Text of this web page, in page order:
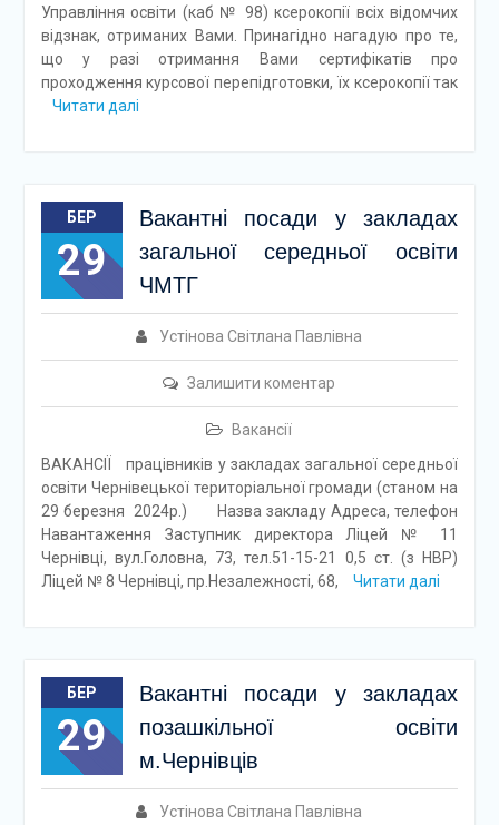
Управління освіти (каб № 98) ксерокопії всіх відомчих
відзнак, отриманих Вами. Принагідно нагадую про те,
що у разі отримання Вами сертифікатів про
проходження курсової перепідготовки, їх ксерокопії так
Читати далі
БЕР
29
Вакантні посади у закладах
загальної середньої освіти
ЧМТГ
Устінова Світлана Павлівна
Залишити коментар
Вакансії
ВАКАНСІЇ працівників у закладах загальної середньої
освіти Чернівецької територіальної громади (станом на
29 березня 2024р.) Назва закладу Адреса, телефон
Навантаження Заступник директора Ліцей № 11
Чернівці, вул.Головна, 73, тел.51-15-21 0,5 ст. (з НВР)
Ліцей № 8 Чернівці, пр.Незалежності, 68,
Читати далі
БЕР
29
Вакантні посади у закладах
позашкільної освіти
м.Чернівців
Устінова Світлана Павлівна